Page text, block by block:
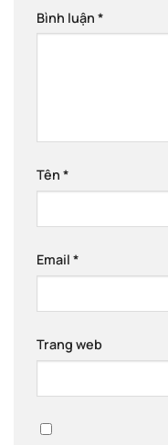
Bình luận *
Tên *
Email *
Trang web